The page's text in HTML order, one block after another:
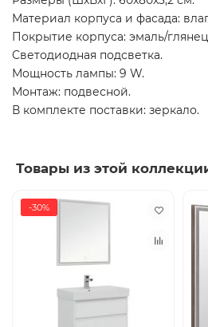
Материал корпуса и фасада:
Покрытие корпуса: эмаль/
Светодиодная подсветка.
Мощность лампы: 9 W.
Монтаж: подвесной.
В комплекте поставки: зеркало.
Товары из этой
-30%